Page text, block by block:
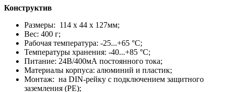
Конструктив
Размеры: 114 x 44 x 127мм;
Вес: 400 г;
Рабочая температура: -25...+65 °C;
Температуры хранения: -40...+85 °C;
Питание: 24В/400мА постоянного тока;
Материалы корпуса: алюминий и пластик;
Монтаж: на DIN-рейку с подключением защитного
заземления (РЕ);